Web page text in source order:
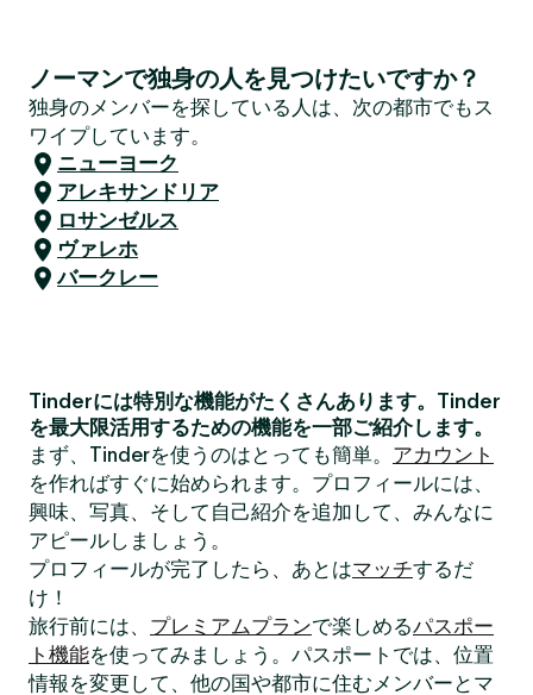
ノーマンで独身の人を見つけたいですか？
独身のメンバーを探している人は、次の都市でもス
ワイプしています。
ニューヨーク
アレキサンドリア
ロサンゼルス
ヴァレホ
バークレー
Tinderには特別な機能がたくさんあります。Tinder
を最大限活用するための機能を一部ご紹介します。
まず、Tinderを使うのはとっても簡単。 アカウント
を作ればすぐに始められます。プロフィールには、
興味、写真、そして自己紹介を追加して、みんなに
アピールしましょう。
プロフィールが完了したら、あとはマッチするだ
け！
旅行前には、 プレミアムプランで楽しめるパスポー
ト機能を使ってみましょう。パスポートでは、位置
情報を変更して、他の国や都市に住むメンバーとマ